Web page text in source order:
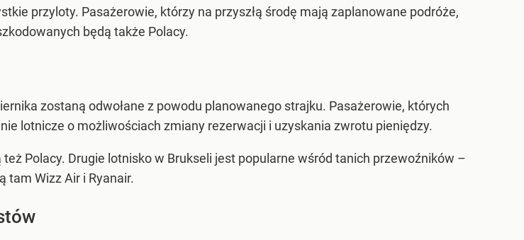
przyloty. Pasażerowie, którzy na przyszłą środę mają zaplanowane podróże,
będą także Polacy.
zostaną odwołane z powodu planowanego strajku. Pasażerowie, których
lotnicze o możliwościach zmiany rezerwacji i uzyskania zwrotu pieniędzy.
Polacy. Drugie lotnisko w Brukseli jest popularne wśród tanich przewoźników –
tam Wizz Air i Ryanair.